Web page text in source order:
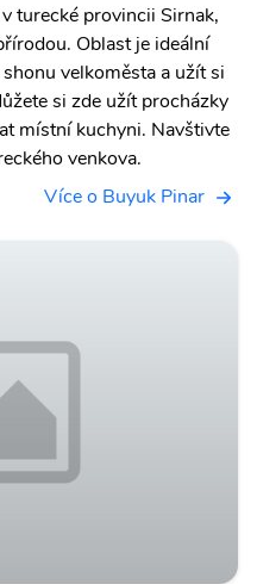
turecké provincii Sirnak,
Oblast je ideální
velkoměsta a užít si
si zde užít procházky
místní kuchyni. Navštivte
venkova.
Více o Buyuk Pinar